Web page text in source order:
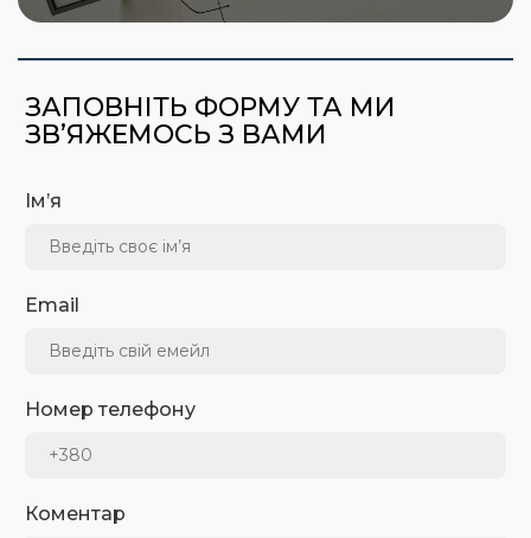
ЗАПОВНІТЬ ФОРМУ ТА МИ
ЗВ’ЯЖЕМОСЬ З ВАМИ
Ім’я
Email
Номер телефону
Коментар